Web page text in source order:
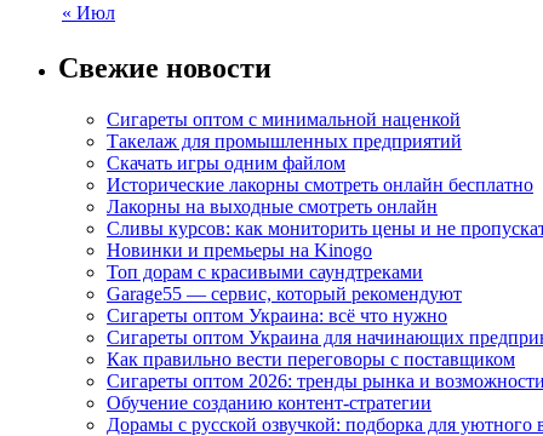
« Июл
Свежие новости
Сигареты оптом с минимальной наценкой
Такелаж для промышленных предприятий
Скачать игры одним файлом
Исторические лакорны смотреть онлайн бесплатно
Лакорны на выходные смотреть онлайн
Сливы курсов: как мониторить цены и не
Новинки и премьеры на Kinogo
Топ дорам с красивыми саундтреками
Garage55 — сервис, который рекомендуют
Сигареты оптом Украина: всё что нужно
Сигареты оптом Украина для начинающих
Как правильно вести переговоры с поставщиком
Сигареты оптом 2026: тренды рынка и возможности
Обучение созданию контент-стратегии
Дорамы с русской озвучкой: подборка для уютного